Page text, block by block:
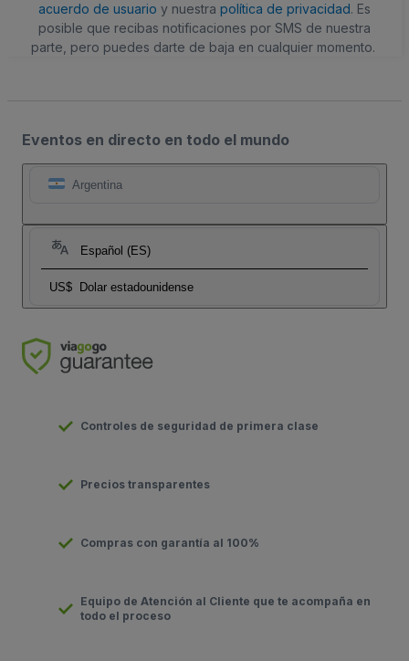
acuerdo de usuario y nuestra política de privacidad. Es
posible que recibas notificaciones por SMS de nuestra
parte, pero puedes darte de baja en cualquier momento.
Eventos en directo en todo el mundo
Argentina
Español (ES)
US$ Dolar estadounidense
Controles de seguridad de primera clase
Precios transparentes
Compras con garantía al 100%
Equipo de Atención al Cliente que te acompaña en
todo el proceso